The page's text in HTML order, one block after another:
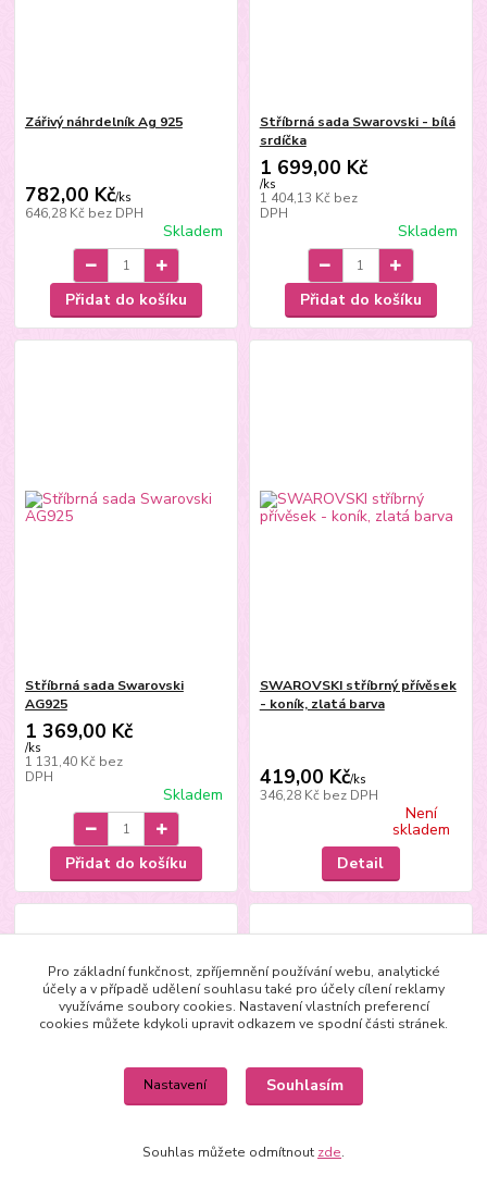
Zářivý náhrdelník Ag 925
782,00 Kč/ks
646,28 Kč bez DPH
Skladem
Přidat do košíku
Stříbrná sada Swarovski - bílá
srdíčka
1 699,00 Kč
/ks
1 404,13 Kč bez
DPH
Skladem
Přidat do košíku
Stříbrná sada Swarovski
AG925
1 369,00 Kč
/ks
1 131,40 Kč bez
DPH
Skladem
Přidat do košíku
SWAROVSKI stříbrný přívěsek
- koník, zlatá barva
419,00 Kč/ks
346,28 Kč bez DPH
Není
skladem
Detail
Pro základní funkčnost, zpříjemnění používání webu, analytické
účely a v případě udělení souhlasu také pro účely cílení reklamy
využíváme soubory cookies. Nastavení vlastních preferencí
cookies můžete kdykoli upravit odkazem ve spodní části stránek.
Nastavení Souhlasím
Souhlas můžete odmítnout zde.